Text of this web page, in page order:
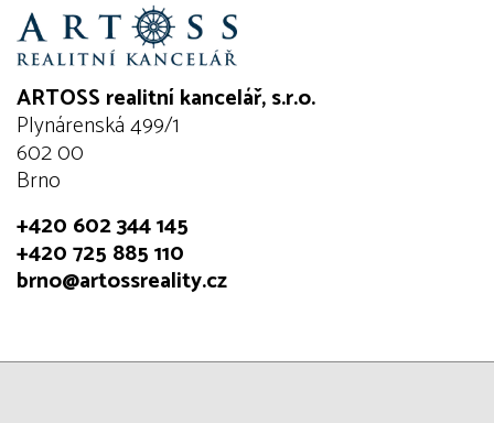
ARTOSS realitní kancelář, s.r.o.
Plynárenská 499/1
602 00
Brno
+420 602 344 145
+420 725 885 110
brno@artossreality.cz